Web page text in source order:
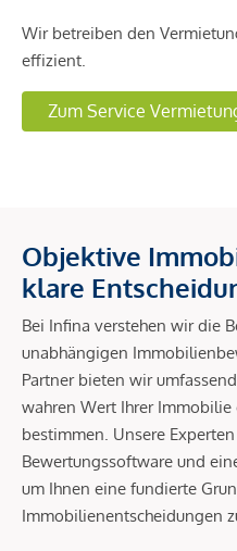
Wir betreiben den
effizient.
Zum Service
Objektive
klare
Bei Infina verstehen wir die
unabhängigen
Partner bieten wir
wahren Wert Ihrer
bestimmen. Unsere
Bewertungssoftware und
um Ihnen eine fundierte
Immobilienentscheidungen